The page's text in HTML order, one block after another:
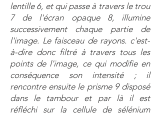
lentille 6, et qui passe à travers le trou
7 de l'écran opaque 8, illumine
successivement chaque partie de
l'image. Le faisceau de rayons. c'est-
à-dire donc filtré à travers tous les
points de l'image, ce qui modifie en
conséquence son intensité ; il
rencontre ensuite le prisme 9 disposé
dans le tambour et par là il est
réfléchi sur la cellule de sélénium